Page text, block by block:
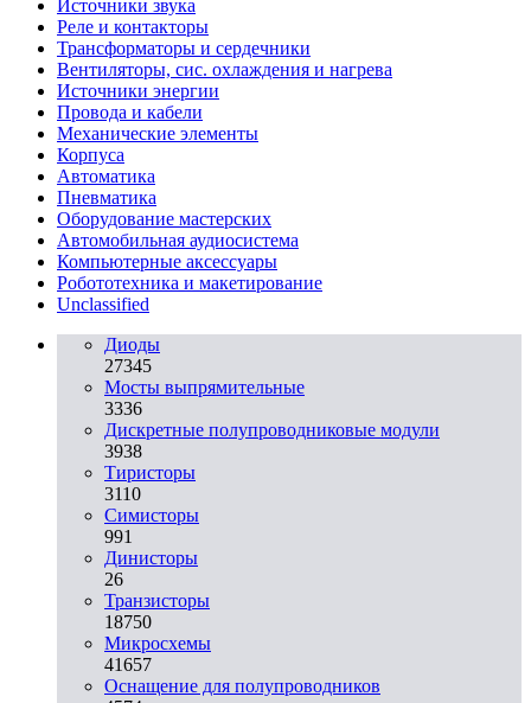
Источники звука
Реле и контакторы
Трансформаторы и сердечники
Вентиляторы, сис. охлаждения и нагрева
Источники энергии
Провода и кабели
Механические элементы
Корпуса
Автоматика
Пневматика
Оборудование мастерских
Автомобильная аудиосистема
Компьютерные аксессуары
Робототехника и макетирование
Unclassified
Диоды
27345
Мосты выпрямительные
3336
Дискретные полупроводниковые модули
3938
Тиристоры
3110
Симисторы
991
Динисторы
26
Транзисторы
18750
Микросхемы
41657
Оснащение для полупроводников